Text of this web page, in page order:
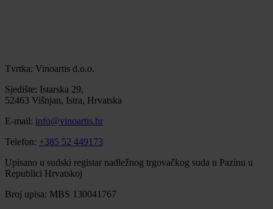
Tvrtka: Vinoartis d.o.o.
Sjedište: Istarska 29,
52463 Višnjan, Istra, Hrvatska
E-mail: info@vinoartis.hr
Telefon: +385 52 449173
Upisano u sudski registar nadležnog trgovačkog suda u Pazinu u
Republici Hrvatskoj
Broj upisa: MBS 130041767